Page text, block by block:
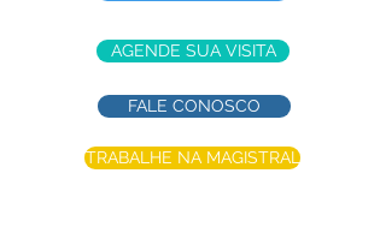
AGENDE SUA VISITA
FALE CONOSCO
TRABALHE NA MAGISTRAL